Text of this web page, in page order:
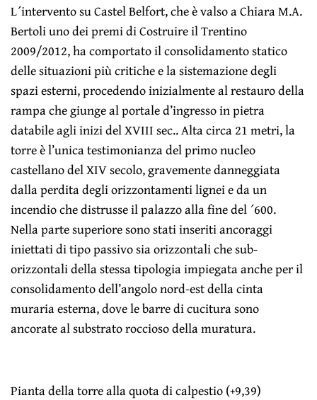
L´intervento su Castel Belfort, che è valso a Chiara M.A.
Bertoli uno dei premi di Costruire il Trentino
2009/2012, ha comportato il consolidamento statico
delle situazioni più critiche e la sistemazione degli
spazi esterni, procedendo inizialmente al restauro della
rampa che giunge al portale d’ingresso in pietra
databile agli inizi del XVIII sec.. Alta circa 21 metri, la
torre è l’unica testimonianza del primo nucleo
castellano del XIV secolo, gravemente danneggiata
dalla perdita degli orizzontamenti lignei e da un
incendio che distrusse il palazzo alla fine del ´600.
Nella parte superiore sono stati inseriti ancoraggi
iniettati di tipo passivo sia orizzontali che sub-
orizzontali della stessa tipologia impiegata anche per il
consolidamento dell’angolo nord-est della cinta
muraria esterna, dove le barre di cucitura sono
ancorate al substrato roccioso della muratura.
Pianta della torre alla quota di calpestio (+9,39)